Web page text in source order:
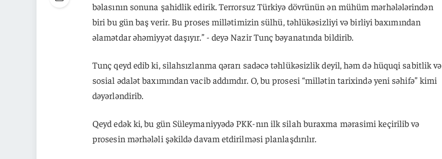
bəlasının sonuna şahidlik edirik. Terrorsuz Türkiyə dövrünün ən mühüm mərhələlərindən
biri bu gün baş verir. Bu proses millətimizin sülhü, təhlükəsizliyi və birliyi baxımından
əlamətdar əhəmiyyət daşıyır.” - deyə Nazir Tunç bəyanatında bildirib.
Tunç qeyd edib ki, silahsızlanma qərarı sadəcə təhlükəsizlik deyil, həm də hüquqi sabitlik və
sosial ədalət baxımından vacib addımdır. O, bu prosesi “millətin tarixində yeni səhifə” kimi
dəyərləndirib.
Qeyd edək ki, bu gün Süleymaniyyədə PKK-nın ilk silah buraxma mərasimi keçirilib və
prosesin mərhələli şəkildə davam etdirilməsi planlaşdırılır.